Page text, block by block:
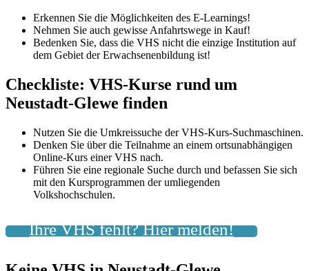
Erkennen Sie die Möglichkeiten des E-Learnings!
Nehmen Sie auch gewisse Anfahrtswege in Kauf!
Bedenken Sie, dass die VHS nicht die einzige Institution auf
dem Gebiet der Erwachsenenbildung ist!
Checkliste: VHS-Kurse rund um
Neustadt-Glewe finden
Nutzen Sie die Umkreissuche der VHS-Kurs-Suchmaschinen.
Denken Sie über die Teilnahme an einem ortsunabhängigen
Online-Kurs einer VHS nach.
Führen Sie eine regionale Suche durch und befassen Sie sich
mit den Kursprogrammen der umliegenden
Volkshochschulen.
Ihre VHS fehlt? Hier melden!